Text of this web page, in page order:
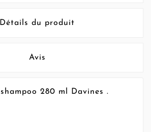
Détails du produit
Avis
280 ml Davines .